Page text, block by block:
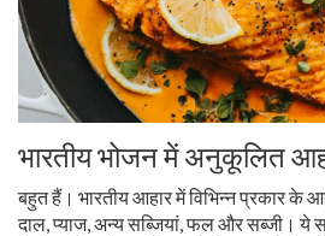
भारतीय भोजन में अनुकूलित
बहुत हैं। भारतीय आहार में विभिन्न प्रकार के
दाल, प्याज, अन्य सब्जियां, फल और सब्जी। ये